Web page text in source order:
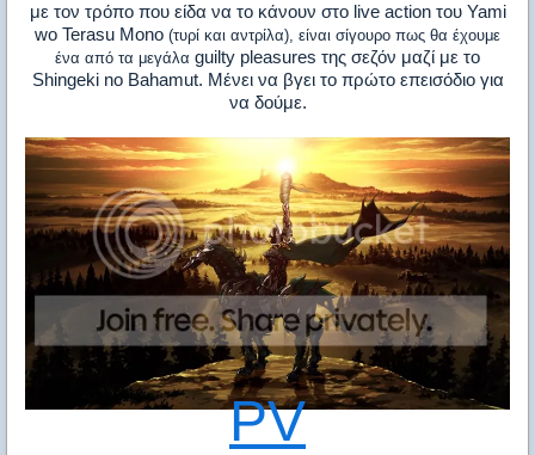
με τον τρόπο που είδα να το κάνουν στο live action του Yami
wo Terasu Mono (τυρί και αντρίλα), είναι σίγουρο πως θα έχουμε
ένα από τα μεγάλα guilty pleasures της σεζόν μαζί με το
Shingeki no Bahamut. Μένει να βγει το πρώτο επεισόδιο για
να δούμε.
PV